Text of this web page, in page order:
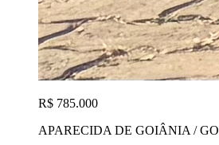
R$ 785.000
APARECIDA DE GOIÂNIA / GO